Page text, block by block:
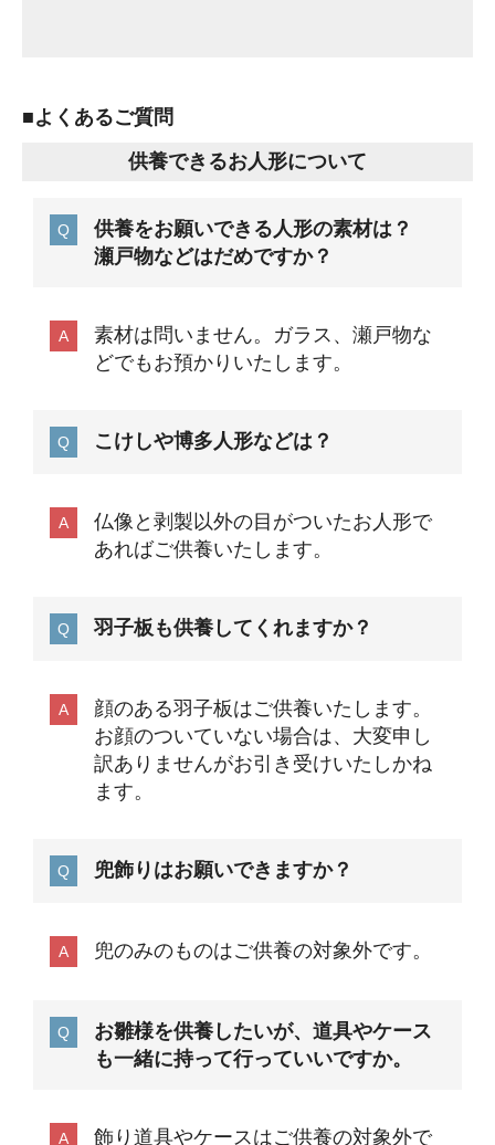
■よくあるご質問
供養できるお人形について
供養をお願いできる人形の素材は？
瀬戸物などはだめですか？
素材は問いません。ガラス、瀬戸物な
どでもお預かりいたします。
こけしや博多人形などは？
仏像と剥製以外の目がついたお人形で
あればご供養いたします。
羽子板も供養してくれますか？
顔のある羽子板はご供養いたします。
お顔のついていない場合は、大変申し
訳ありませんがお引き受けいたしかね
ます。
兜飾りはお願いできますか？
兜のみのものはご供養の対象外です。
お雛様を供養したいが、道具やケース
も一緒に持って行っていいですか。
飾り道具やケースはご供養の対象外で